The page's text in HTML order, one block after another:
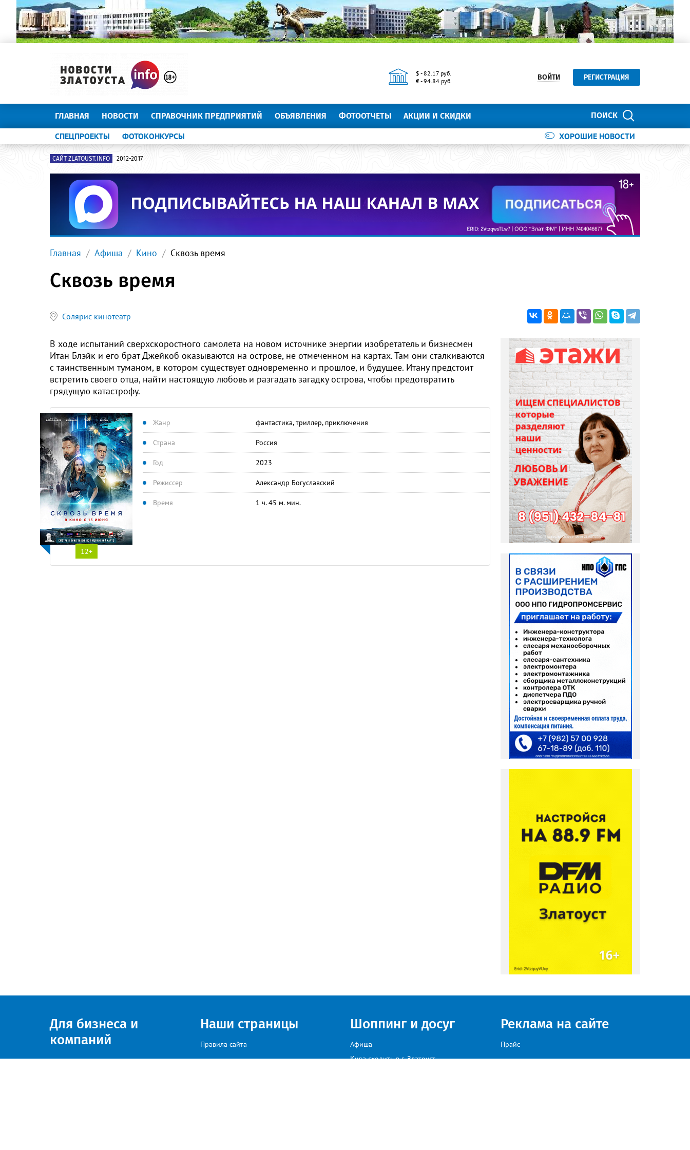
$ - 82.17 руб.
€ - 94.84 руб.
ВОЙТИ РЕГИСТРАЦИЯ
ПОИСК
ГЛАВНАЯ НОВОСТИ СПРАВОЧНИК ПРЕДПРИЯТИЙ ОБЪЯВЛЕНИЯ ФОТООТЧЕТЫ АКЦИИ И СКИДКИ
ХОРОШИЕ НОВОСТИ
СПЕЦПРОЕКТЫ ФОТОКОНКУРСЫ
САЙТ ZLATOUST.INFO 2012-2017
Главная Афиша Кино Сквозь время
Сквозь время
Солярис кинотеатр
В ходе испытаний сверхскоростного самолета на новом источнике энергии изобретатель и бизнесмен
Итан Блэйк и его брат Джейкоб оказываются на острове, не отмеченном на картах. Там они сталкиваются
с таинственным туманом, в котором существует одновременно и прошлое, и будущее. Итану предстоит
встретить своего отца, найти настоящую любовь и разгадать загадку острова, чтобы предотвратить
грядущую катастрофу.
12+
Жанр фантастика, триллер, приключения
Страна Россия
Год 2023
Режиссер Александр Богуславский
Время 1 ч. 45 м. мин.
Для бизнеса и
компаний
Наши страницы
Правила сайта
Шоппинг и досуг
Афиша
Куда сходить в г. Златоуст
Реклама на сайте
Прайс